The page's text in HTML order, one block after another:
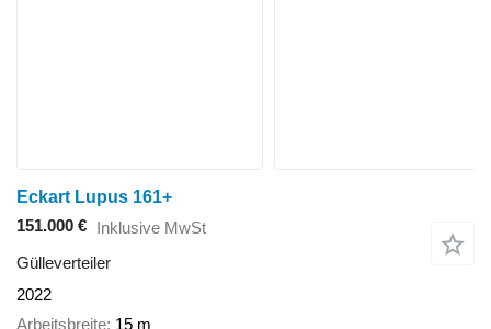
Eckart Lupus 161+
151.000 € Inklusive MwSt
Gülleverteiler
2022
Arbeitsbreite 15 m